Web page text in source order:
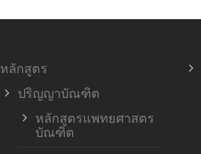
หลักสูตร
ปริญญาบัณฑิต
หลักสูตรแพทยศาสตร
บัณฑิต